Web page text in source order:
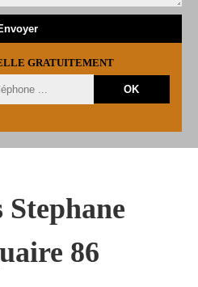
GRATUITEMENT
86